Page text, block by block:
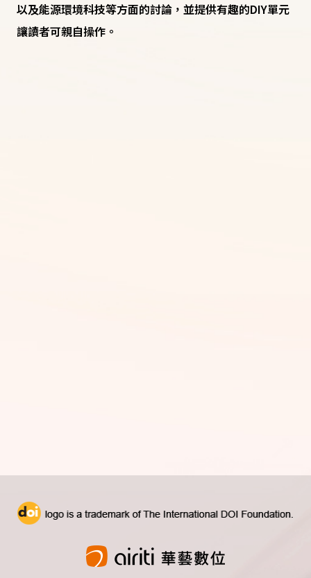
以及能源環境科技等方面的討論，並提供有趣的DIY單元
讓讀者可親自操作。